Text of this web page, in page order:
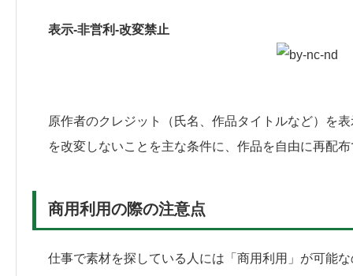
表示-非営利-改変禁止
原作者のクレジット（氏名、作品タイトルなど）を
を改変しないことを主な条件に、作品を自由に再配
商用利用の際の注意点
仕事で素材を探している人には「商用利用」が可能